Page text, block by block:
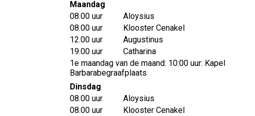
Maandag
08.00 uur
Aloysius
08.00 uur
Klooster Cenakel
12.00 uur
Augustinus
19.00 uur
Catharina
1e maandag van de maand: 10:00 uur: Kapel
Barbarabegraafplaats
Dinsdag
08.00 uur
Aloysius
08.00 uur
Klooster Cenakel